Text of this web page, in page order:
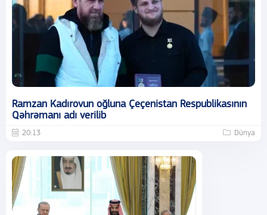
Ramzan Kadırovun oğluna Çeçenistan Respublikasının
Qəhrəmanı adı verilib
20:13 Dünya